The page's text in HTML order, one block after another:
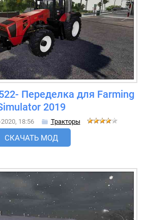
Переделка для Farming
2019
18:56 Тракторы
СКАЧАТЬ МОД